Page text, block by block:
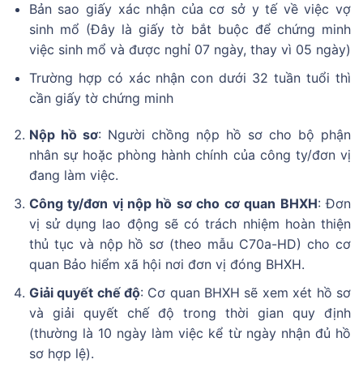
Bản sao giấy xác nhận của cơ sở y tế về việc vợ
sinh mổ (Đây là giấy tờ bắt buộc để chứng minh
việc sinh mổ và được nghỉ 07 ngày, thay vì 05 ngày)
Trường hợp có xác nhận con dưới 32 tuần tuổi thì
cần giấy tờ chứng minh
Nộp hồ sơ: Người chồng nộp hồ sơ cho bộ phận
nhân sự hoặc phòng hành chính của công ty/đơn vị
đang làm việc.
Công ty/đơn vị nộp hồ sơ cho cơ quan BHXH: Đơn
vị sử dụng lao động sẽ có trách nhiệm hoàn thiện
thủ tục và nộp hồ sơ (theo mẫu C70a-HD) cho cơ
quan Bảo hiểm xã hội nơi đơn vị đóng BHXH.
Giải quyết chế độ: Cơ quan BHXH sẽ xem xét hồ sơ
và giải quyết chế độ trong thời gian quy định
(thường là 10 ngày làm việc kể từ ngày nhận đủ hồ
sơ hợp lệ).